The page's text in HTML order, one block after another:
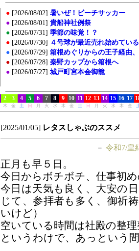
[2025/01/05] レタスしゃぶのススメ
－ 令和7/皇
正月も早５日。
今日からボチボチ、仕事初
今日は天気も良く、大安の
じて、参拝者も多く、御祈
いけど）
空いている時間は社殿の整
というわけで、あっという